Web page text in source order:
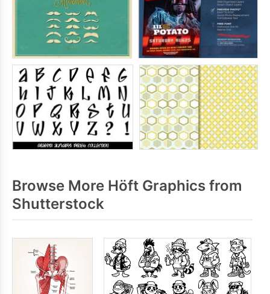
Browse More Höft Graphics from
Shutterstock